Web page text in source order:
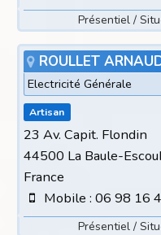
Présentiel /
ROULLET
Electricité Générale
Artisan
23 Av. Capit. Flondin
44500 La Baule-
France
Mobile : 06 98 16
Présentiel /